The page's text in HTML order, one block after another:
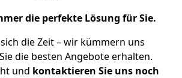
die perfekte Lösung für Sie.
die Zeit – wir kümmern uns
die besten Angebote erhalten.
und kontaktieren Sie uns noch